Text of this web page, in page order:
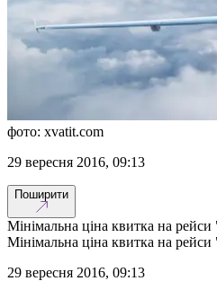
фото: xvatit.com
29 вересня 2016, 09:13
Поширити
Мінімальна ціна квитка на
Мінімальна ціна квитка на
29 вересня 2016, 09:13